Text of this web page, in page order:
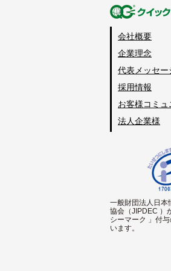
会社概要
企業理念
代表メッセー
採用情報
お客様コミ
法人企業様
一般財団法人日本
協会（JIPDEC ）
シーマーク 」付
います。